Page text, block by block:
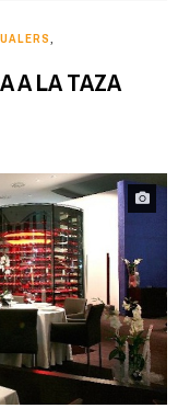
A LA TAZA